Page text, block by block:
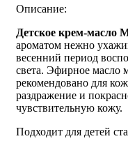
Описание:
Детское крем-масло
ароматом нежно
весенний период
света. Эфирное масло
рекомендовано для
раздражение и
чувствительную кожу.
Подходит для детей